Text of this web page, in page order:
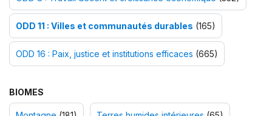
ODD 11 : Villes et communautés durables (165)
ODD 16 : Paix, justice et institutions efficaces (665)
BIOMES